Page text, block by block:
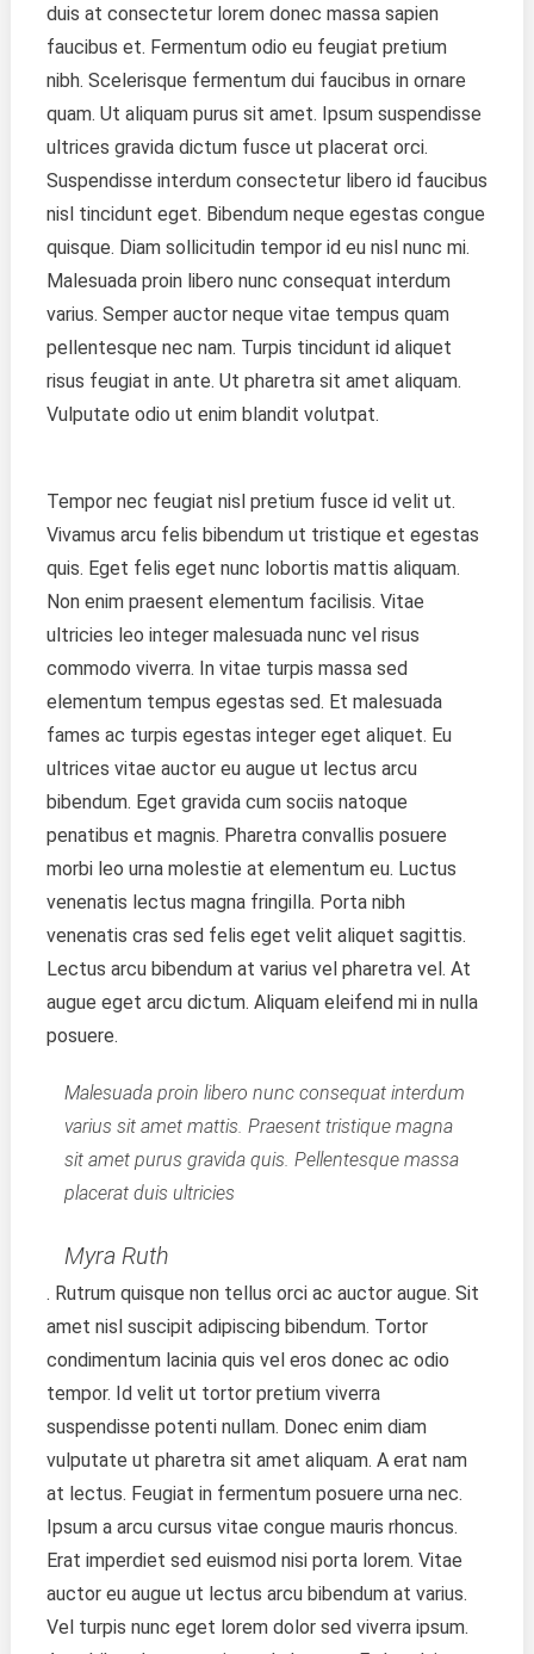
duis at consectetur lorem donec massa sapien
faucibus et. Fermentum odio eu feugiat pretium
nibh. Scelerisque fermentum dui faucibus in ornare
quam. Ut aliquam purus sit amet. Ipsum suspendisse
ultrices gravida dictum fusce ut placerat orci.
Suspendisse interdum consectetur libero id faucibus
nisl tincidunt eget. Bibendum neque egestas congue
quisque. Diam sollicitudin tempor id eu nisl nunc mi.
Malesuada proin libero nunc consequat interdum
varius. Semper auctor neque vitae tempus quam
pellentesque nec nam. Turpis tincidunt id aliquet
risus feugiat in ante. Ut pharetra sit amet aliquam.
Vulputate odio ut enim blandit volutpat.
Tempor nec feugiat nisl pretium fusce id velit ut.
Vivamus arcu felis bibendum ut tristique et egestas
quis. Eget felis eget nunc lobortis mattis aliquam.
Non enim praesent elementum facilisis. Vitae
ultricies leo integer malesuada nunc vel risus
commodo viverra. In vitae turpis massa sed
elementum tempus egestas sed. Et malesuada
fames ac turpis egestas integer eget aliquet. Eu
ultrices vitae auctor eu augue ut lectus arcu
bibendum. Eget gravida cum sociis natoque
penatibus et magnis. Pharetra convallis posuere
morbi leo urna molestie at elementum eu. Luctus
venenatis lectus magna fringilla. Porta nibh
venenatis cras sed felis eget velit aliquet sagittis.
Lectus arcu bibendum at varius vel pharetra vel. At
augue eget arcu dictum. Aliquam eleifend mi in nulla
posuere.
Malesuada proin libero nunc consequat interdum
varius sit amet mattis. Praesent tristique magna
sit amet purus gravida quis. Pellentesque massa
placerat duis ultricies
Myra Ruth
. Rutrum quisque non tellus orci ac auctor augue. Sit
amet nisl suscipit adipiscing bibendum. Tortor
condimentum lacinia quis vel eros donec ac odio
tempor. Id velit ut tortor pretium viverra
suspendisse potenti nullam. Donec enim diam
vulputate ut pharetra sit amet aliquam. A erat nam
at lectus. Feugiat in fermentum posuere urna nec.
Ipsum a arcu cursus vitae congue mauris rhoncus.
Erat imperdiet sed euismod nisi porta lorem. Vitae
auctor eu augue ut lectus arcu bibendum at varius.
Vel turpis nunc eget lorem dolor sed viverra ipsum.